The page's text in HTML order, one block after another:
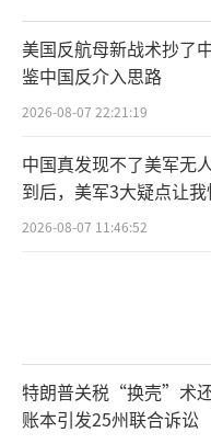
美国反航母新战术抄了
鉴中国反介入思路
2026-08-07 22:21:19
中国真发现不了美军无
到后，美军3大疑点让
如此
2026-08-07 11:46:52
特朗普关税“换壳”术
账本引发25州联合诉讼